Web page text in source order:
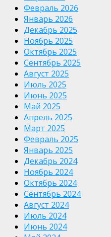
Февраль 2026
Январь 2026
Декабрь 2025
Ноябрь 2025
Октябрь 2025
Сентябрь 2025
Август 2025
Июль 2025
Июнь 2025
Май 2025
Апрель 2025
Март 2025
Февраль 2025
Январь 2025
Декабрь 2024
Ноябрь 2024
Октябрь 2024
Сентябрь 2024
Август 2024
Июль 2024
Июнь 2024